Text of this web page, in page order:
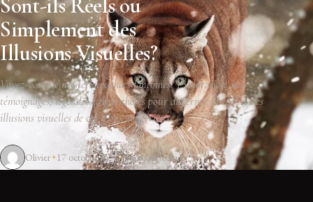
Sont-ils Réels ou
Simplement des
Illusions Visuelles?
Voyez-vous de mystérieux chats fantômes? Exploration des
témoignages, légendes et hypothèses pour discerner la réalité des
illusions visuelles de ces félins mystérieux.
Olivier 17 octobre 2023 5 min de lecture